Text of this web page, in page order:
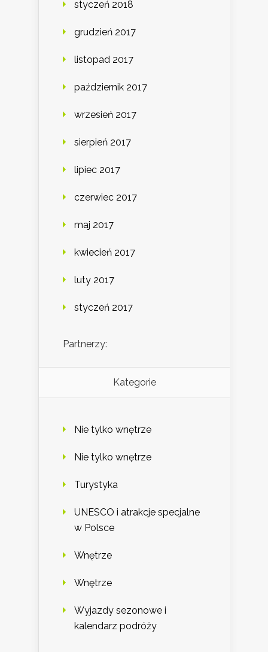
styczeń 2018
grudzień 2017
listopad 2017
październik 2017
wrzesień 2017
sierpień 2017
lipiec 2017
czerwiec 2017
maj 2017
kwiecień 2017
luty 2017
styczeń 2017
Partnerzy:
Kategorie
Nie tylko wnętrze
Nie tylko wnętrze
Turystyka
UNESCO i atrakcje specjalne
w Polsce
Wnętrze
Wnętrze
Wyjazdy sezonowe i
kalendarz podróży